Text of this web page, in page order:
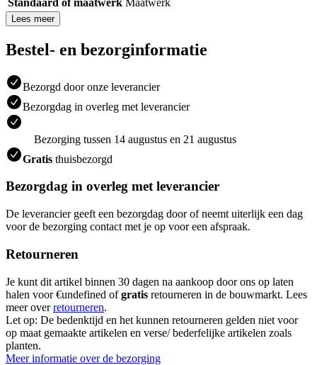
Standaard of maatwerk Maatwerk
Lees meer
Bestel- en bezorginformatie
Bezorgd door onze leverancier
Bezorgdag in overleg met leverancier
Bezorging tussen 14 augustus en 21 augustus
Gratis thuisbezorgd
Bezorgdag in overleg met leverancier
De leverancier geeft een bezorgdag door of neemt uiterlijk een dag
voor de bezorging contact met je op voor een afspraak.
Retourneren
Je kunt dit artikel binnen 30 dagen na aankoop door ons op laten
halen voor €undefined ofgratis retourneren in de bouwmarkt. Lees
meer overretourneren.
Let op: De bedenktijd en het kunnen retourneren gelden niet voor
op maat gemaakte artikelen en verse/ bederfelijke artikelen zoals
planten.
Meer informatie over de bezorging